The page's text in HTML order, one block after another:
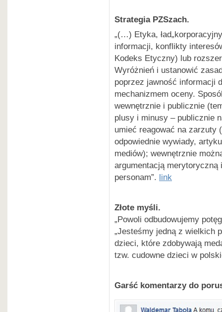
Strategia PZSzach.
„(…) Etyka,
informacji, konflikty
Kodeks Etyczny) lub
Wyróżnień i ustanowić
poprzez jawność informacji
mechanizmem oceny.
wewnętrznie i publicznie
plusy i minusy – publicznie
umieć reagować na zarzuty
odpowiednie wywiady,
mediów); wewnętrznie
argumentacją
personam”. link
Złote myśli.
„Powoli odbudowujemy
„Jesteśmy jedną z wielkich
dzieci, które zdobywają
tzw. cudowne dzieci w
Garść komentarzy do